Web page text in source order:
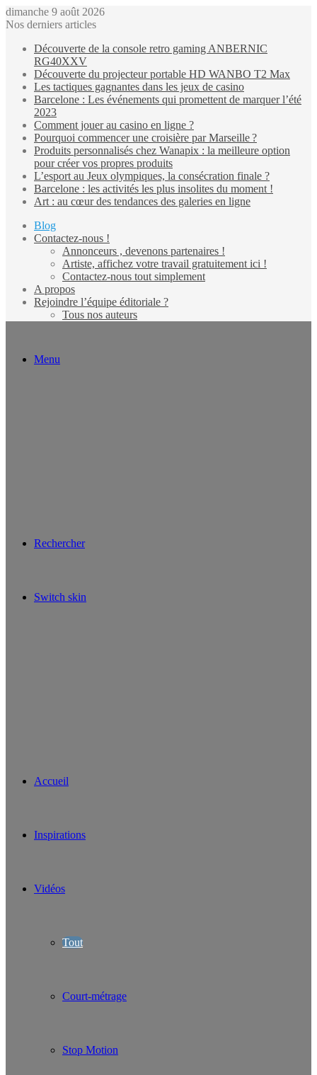
dimanche 9 août 2026
Nos derniers articles
Découverte de la console retro gaming ANBERNIC
RG40XXV
Découverte du projecteur portable HD WANBO T2 Max
Les tactiques gagnantes dans les jeux de casino
Barcelone : Les événements qui promettent de marquer l’été
2023
Comment jouer au casino en ligne ?
Pourquoi commencer une croisière par Marseille ?
Produits personnalisés chez Wanapix : la meilleure option
pour créer vos propres produits
L’esport au Jeux olympiques, la consécration finale ?
Barcelone : les activités les plus insolites du moment !
Art : au cœur des tendances des galeries en ligne
Blog
Contactez-nous !
Annonceurs , devenons partenaires !
Artiste, affichez votre travail gratuitement ici !
Contactez-nous tout simplement
A propos
Rejoindre l’équipe éditoriale ?
Tous nos auteurs
Menu
Rechercher
Switch skin
Accueil
Inspirations
Vidéos
Tout
Court-métrage
Stop Motion